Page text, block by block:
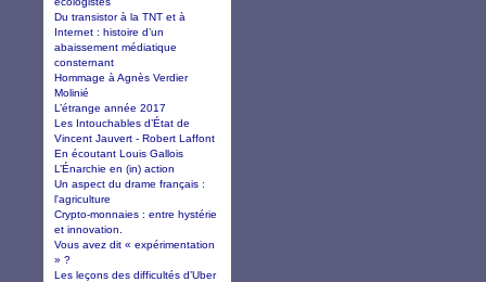
Du transistor à la TNT et à
Internet : histoire d’un
abaissement médiatique
consternant
Hommage à Agnès Verdier
Molinié
L’étrange année 2017
Les Intouchables d’État de
Vincent Jauvert - Robert Laffont
En écoutant Louis Gallois
L’Énarchie en (in) action
Un aspect du drame français :
l'agriculture
Crypto-monnaies : entre hystérie
et innovation.
Vous avez dit « expérimentation
» ?
Les leçons des difficultés d’Uber